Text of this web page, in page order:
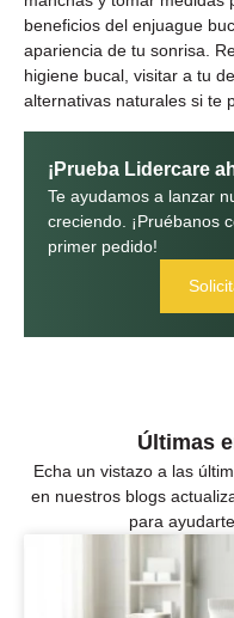
beneficios del enjuague
apariencia de tu sonrisa.
higiene bucal, visitar a tu
alternativas naturales si te
¡Prueba Lidercare
Te ayudamos a lanzar
creciendo. ¡Pruébanos
primer pedido!
Últimas
Echa un vistazo a las
en nuestros blogs
para